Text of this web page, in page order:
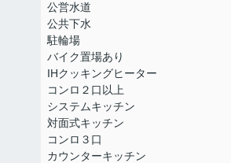
公営水道
公共下水
駐輪場
バイク置場あり
IHクッキングヒーター
コンロ２口以上
システムキッチン
対面式キッチン
コンロ３口
カウンターキッチン